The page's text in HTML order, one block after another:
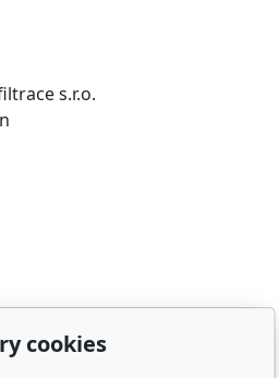
s.r.o.
cookies